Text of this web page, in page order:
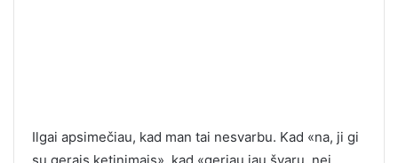
Ilgai apsimečiau, kad man tai nesvarbu. Kad «na, ji gi